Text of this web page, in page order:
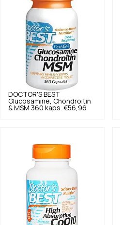
DOCTOR'S BEST
Glucosamine, Chondroitin
& MSM 360 kaps. €56,96